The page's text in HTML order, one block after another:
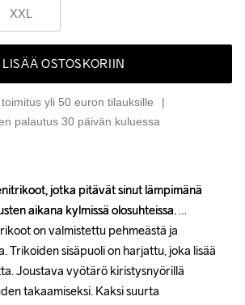
XXL
LISÄÄ OSTOSKORIIN
yli 50 euron tilauksille
palautus 30 päivän kuluessa
jotka pitävät sinut lämpimänä
aikana kylmissä olosuhteissa.
on valmistettu pehmeästä ja
Trikoiden sisäpuoli on harjattu, joka lisää
Joustava vyötärö kiristysnyörillä
takaamiseksi. Kaksi suurta
jotka pitävät sinut lämpimänä
aikana kylmissä olosuhteissa.
on valmistettu pehmeästä ja
Trikoiden sisäpuoli on harjattu, joka lisää
Joustava vyötärö kiristysnyörillä
takaamiseksi. Kaksi suurta